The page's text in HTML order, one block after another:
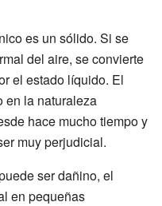
es un sólido. Si se
del aire, se convierte
el estado líquido. El
en la naturaleza
hace mucho tiempo y
muy perjudicial.
ser dañino, el
en pequeñas